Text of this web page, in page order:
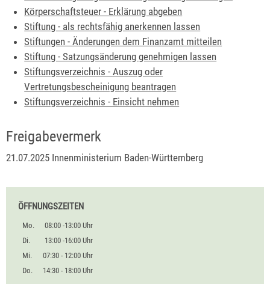
Körperschaftsteuer - Erklärung abgeben
Stiftung - als rechtsfähig anerkennen lassen
Stiftungen - Änderungen dem Finanzamt mitteilen
Stiftung - Satzungsänderung genehmigen lassen
Stiftungsverzeichnis - Auszug oder
Vertretungsbescheinigung beantragen
Stiftungsverzeichnis - Einsicht nehmen
Freigabevermerk
21.07.2025 Innenministerium Baden-Württemberg
ÖFFNUNGSZEITEN
Mo.
08:00 -13:00 Uhr
Di.
13:00 -16:00 Uhr
Mi.
07:30 - 12:00 Uhr
Do.
14:30 - 18:00 Uhr